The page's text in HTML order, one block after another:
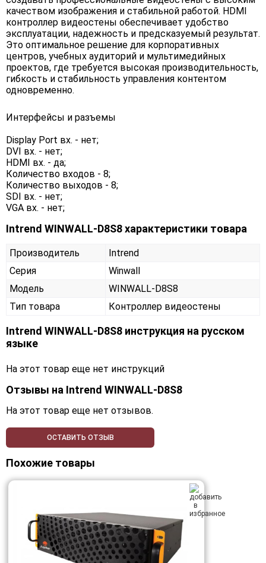
качеством изображения и стабильной работой. HDMI
контроллер видеостены обеспечивает удобство
эксплуатации, надежность и предсказуемый результат.
Это оптимальное решение для корпоративных
центров, учебных аудиторий и мультимедийных
проектов, где требуется высокая производительность,
гибкость и стабильность управления контентом
одновременно.
Интерфейсы и разъемы
Display Port вх. - нет;
DVI вх. - нет;
HDMI вх. - да;
Количество входов - 8;
Количество выходов - 8;
SDI вх. - нет;
VGA вх. - нет;
Intrend WINWALL-D8S8 характеристики товара
Производитель
Intrend
Серия
Winwall
Модель
WINWALL-D8S8
Тип товара
Контроллер видеостены
Intrend WINWALL-D8S8 инструкция на русском
языке
На этот товар еще нет инструкций
Отзывы на Intrend WINWALL-D8S8
На этот товар еще нет отзывов.
ОСТАВИТЬ ОТЗЫВ
Похожие товары